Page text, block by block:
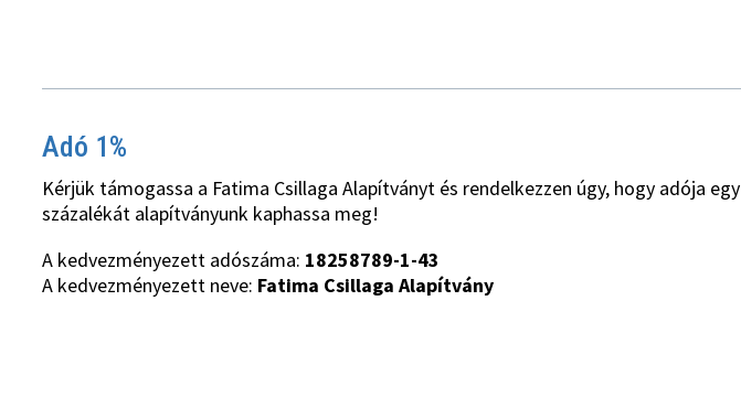
Adó 1%
Kérjük támogassa a Fatima Csillaga Alapítványt és rendelkezzen úgy, hogy adója egy
százalékát alapítványunk kaphassa meg!
A kedvezményezett adószáma: 18258789-1-43
A kedvezményezett neve: Fatima Csillaga Alapítvány